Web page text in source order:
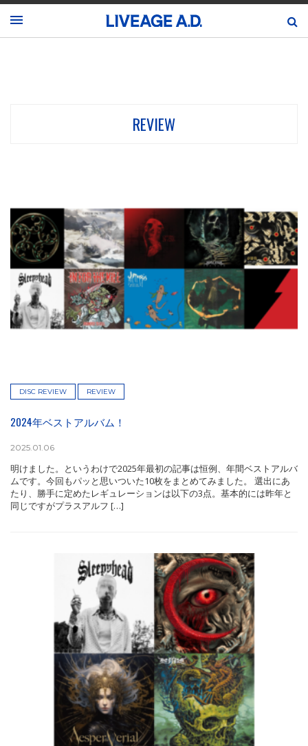
REVIEW
DISC REVIEW REVIEW
2024年ベストアルバム！
2025.01.06
明けました。というわけで2025年最初の記事は恒例、年間ベストアルバ
ムです。今回もパッと思いついた10枚をまとめてみました。 選出にあ
たり、勝手に定めたレギュレーションは以下の3点。基本的には昨年と
同じですがプラスアルフ […]